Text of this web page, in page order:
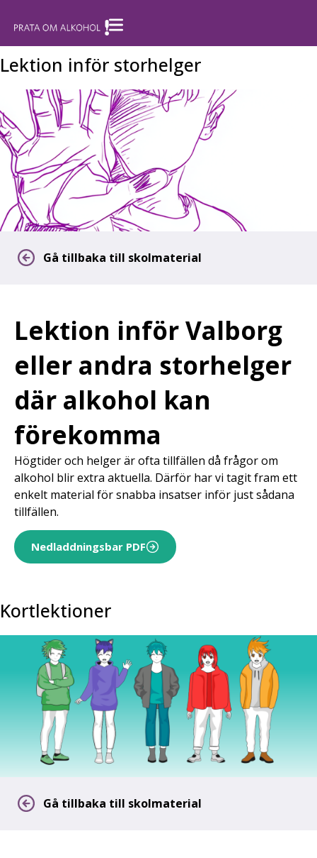
Lektion inför storhelger
Gå tillbaka till skolmaterial
Lektion inför Valborg
eller andra storhelger
där alkohol kan
förekomma
Högtider och helger är ofta tillfällen då frågor om
alkohol blir extra aktuella. Därför har vi tagit fram ett
enkelt material för snabba insatser inför just sådana
tillfällen.
Nedladdningsbar PDF
Kortlektioner
Gå tillbaka till skolmaterial